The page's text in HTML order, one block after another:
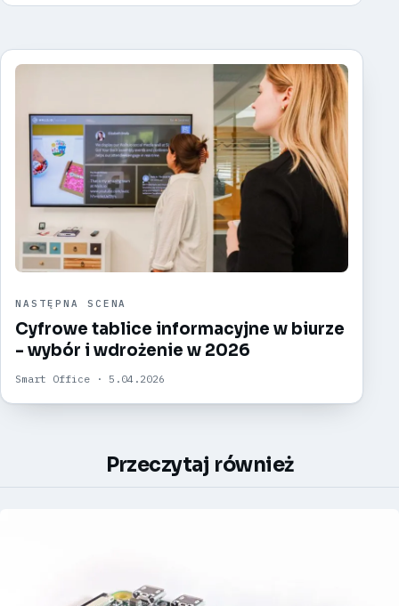
NASTĘPNA SCENA
Cyfrowe tablice informacyjne w biurze
- wybór i wdrożenie w 2026
Smart Office · 5.04.2026
Przeczytaj również